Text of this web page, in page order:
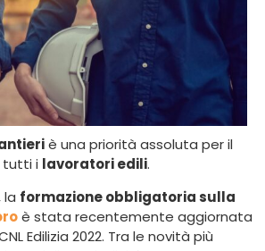
è una priorità assoluta per il
tutti i lavoratori edili.
la formazione obbligatoria sulla
è stata recentemente aggiornata
Edilizia 2022. Tra le novità più